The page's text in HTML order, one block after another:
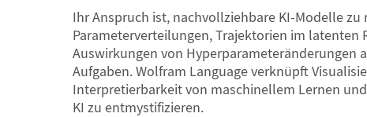
Ihr Anspruch ist, nachvollziehbare KI-Modelle zu
Parameterverteilungen, Trajektorien im latenten
Auswirkungen von Hyperparameteränderungen
Aufgaben. Wolfram Language verknüpft
Interpretierbarkeit von maschinellem Lernen
KI zu entmystifizieren.